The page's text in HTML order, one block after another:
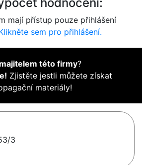
mají přístup pouze přihlášení
sem pro přihlášení.
této firmy?
Zjistěte jestli můžete získat
materiály!
3